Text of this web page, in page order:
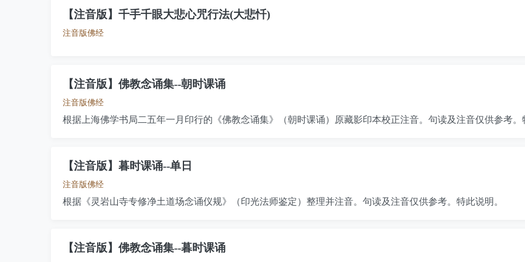
【注音版】千手千眼大悲心咒行法(大悲忏)
注音版佛经
【注音版】佛教念诵集--朝时课诵
注音版佛经
根据上海佛学书局二五年一月印行的《佛教念诵集》（朝时课诵）原藏影印本校正注音。句读及注音仅供参考。
【注音版】暮时课诵--单日
注音版佛经
根据《灵岩山寺专修净土道场念诵仪规》（印光法师鉴定）整理并注音。句读及注音仅供参考。特此说明。
【注音版】佛教念诵集--暮时课诵